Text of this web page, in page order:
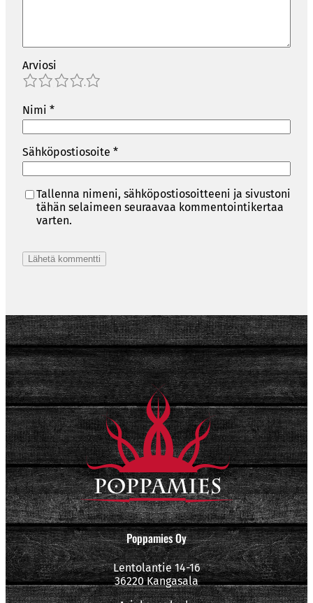
Arviosi
4
3
2
1
Nimi *
Sähköpostiosoite *
Tallenna nimeni, sähköpostiosoitteeni ja sivustoni
tähän selaimeen seuraavaa kommentointikertaa
varten.
Poppamies Oy
Lentolantie 14-16
36220 Kangasala